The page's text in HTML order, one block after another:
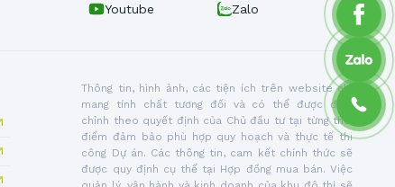
Youtube
Zalo
Thông tin, hình ảnh, các tiện ích trên website chỉ
mang tính chất tương đối và có thể được điều
chỉnh theo quyết định của Chủ đầu tư tại từng thời
điểm đảm bảo phù hợp quy hoạch và thực tế thi
công Dự án. Các thông tin, cam kết chính thức sẽ
được quy định cụ thể tại Hợp đồng mua bán. Việc